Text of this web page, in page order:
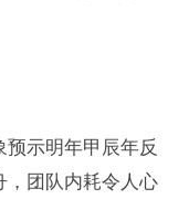
预示明年甲辰年反
，团队内耗令人心